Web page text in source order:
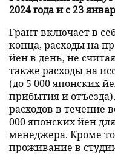
2024 года и с 23
Грант включает в
конца, расходы на
йен в день, не
также расходы на
(до 5 000 японских
прибытия и
расходов в течение
000 японских йен
менеджера. Кроме
проживание в